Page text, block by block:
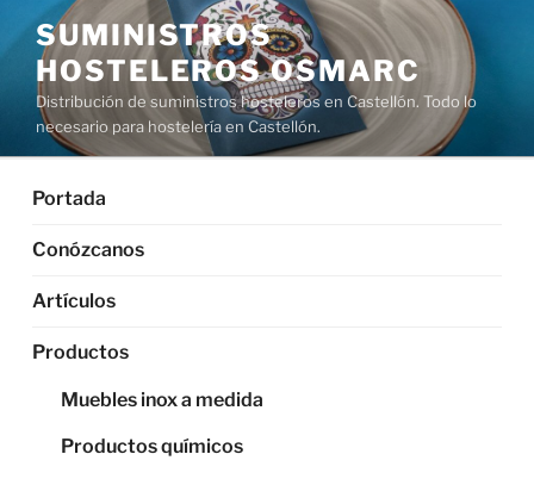
Saltar
al
contenido
SUMINISTROS
HOSTELEROS OSMARC
Distribución de suministros hosteleros en Castellón. Todo lo
necesario para hostelería en Castellón.
Portada
Conózcanos
Artículos
Productos
Muebles inox a medida
Productos químicos